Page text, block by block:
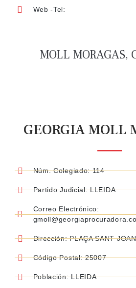
Web -Tel:
MOLL MORAGAS,
GEORGIA MOLL
Núm. Colegiado: 114
Partido Judicial: LLEIDA
Correo Electrónico:
Dirección: PLAÇA SANT
Código Postal: 25007
Población: LLEIDA